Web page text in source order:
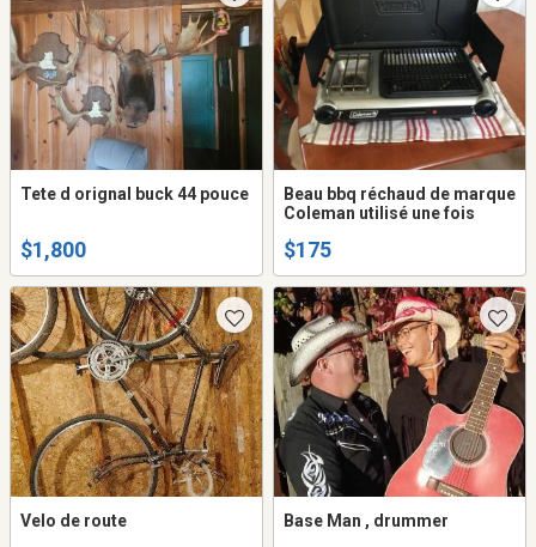
Tete d orignal buck 44 pouce
$1,800
Beau bbq réchaud de marque
Coleman utilisé une fois
$175
Velo de route Base Man , drummer